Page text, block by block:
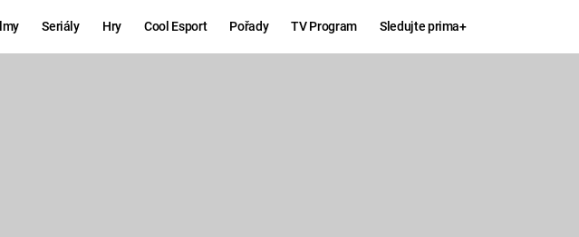
Seriály Hry Cool Esport Pořady TV Program Sledujte prima+